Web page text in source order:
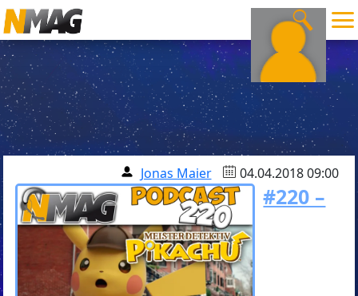
Jonas Maier 04.04.2018 09:00
#220 –